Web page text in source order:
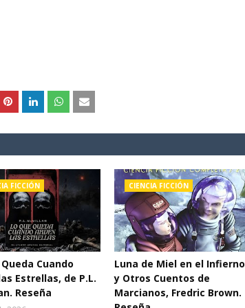
FICCIÓN
Cuando
Estrellas, de P.L.
Reseña
CIENCIA FICCIÓN
Luna de Miel en el Infierno
y Otros Cuentos de
Marcianos, Fredric Brown.